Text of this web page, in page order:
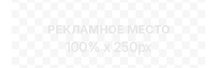
РЕКЛАМНОЕ МЕСТО
100% x 250px